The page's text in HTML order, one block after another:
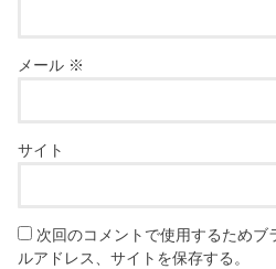
メール ※
サイト
次回のコメントで使用するためブ
ルアドレス、サイトを保存する。